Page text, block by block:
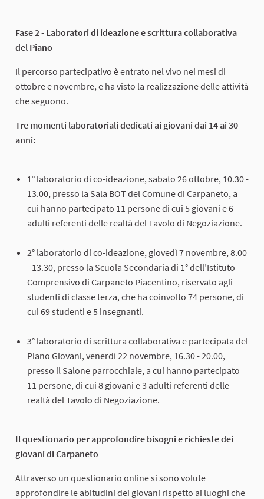
Fase 2 - Laboratori di ideazione e scrittura collaborativa
del Piano
Il percorso partecipativo è entrato nel vivo nei mesi di
ottobre e novembre, e ha visto la realizzazione delle attività
che seguono.
Tre momenti laboratoriali dedicati ai giovani dai 14 ai 30
anni:
1° laboratorio di co-ideazione, sabato 26 ottobre, 10.30 -
13.00, presso la Sala BOT del Comune di Carpaneto, a
cui hanno partecipato 11 persone di cui 5 giovani e 6
adulti referenti delle realtà del Tavolo di Negoziazione.
2° laboratorio di co-ideazione, giovedì 7 novembre, 8.00
- 13.30, presso la Scuola Secondaria di 1° dell’Istituto
Comprensivo di Carpaneto Piacentino, riservato agli
studenti di classe terza, che ha coinvolto 74 persone, di
cui 69 studenti e 5 insegnanti.
3° laboratorio di scrittura collaborativa e partecipata del
Piano Giovani, venerdì 22 novembre, 16.30 - 20.00,
presso il Salone parrocchiale, a cui hanno partecipato
11 persone, di cui 8 giovani e 3 adulti referenti delle
realtà del Tavolo di Negoziazione.
Il questionario per approfondire bisogni e richieste dei
giovani di Carpaneto
Attraverso un questionario online si sono volute
approfondire le abitudini dei giovani rispetto ai luoghi che